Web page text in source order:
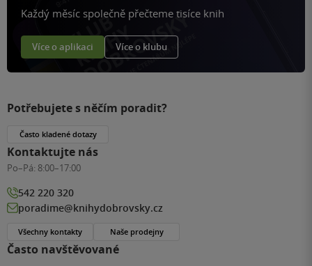
Každý měsíc společně přečteme tisíce knih
Více o aplikaci Více o klubu
Často navštěvované
Potřebujete s něčím poradit?
Často kladené dotazy
Kontaktujte nás
Po–Pá: 8:00–17:00
542 220 320
poradime@knihydobrovsky.cz
Všechny kontakty Naše prodejny